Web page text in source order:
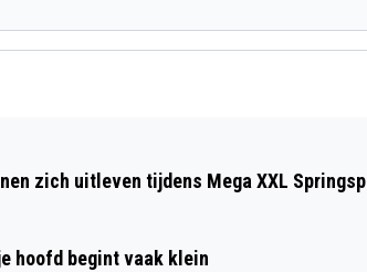
ITACHI DOJO
IN DE
zich uitleven tijdens Mega XXL
hoofd begint vaak klein